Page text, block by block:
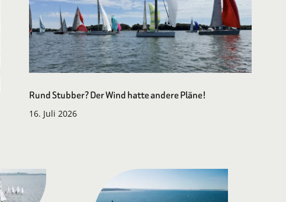
Rund Stubber? Der Wind hatte andere Pläne!
16. Juli 2026